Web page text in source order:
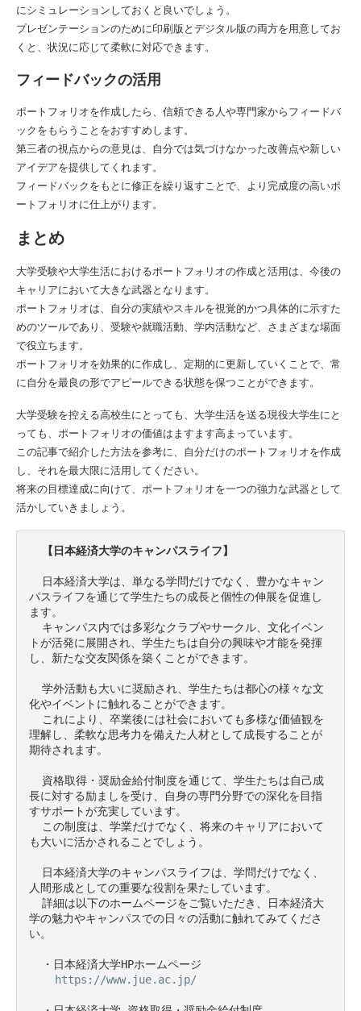
にシミュレーションしておくと良いでしょう。
プレゼンテーションのために印刷版とデジタル版の両方を用意してお
くと、状況に応じて柔軟に対応できます。
フィードバックの活用
ポートフォリオを作成したら、信頼できる人や専門家からフィードバ
ックをもらうことをおすすめします。
第三者の視点からの意見は、自分では気づけなかった改善点や新しい
アイデアを提供してくれます。
フィードバックをもとに修正を繰り返すことで、より完成度の高いポ
ートフォリオに仕上がります。
まとめ
大学受験や大学生活におけるポートフォリオの作成と活用は、今後の
キャリアにおいて大きな武器となります。
ポートフォリオは、自分の実績やスキルを視覚的かつ具体的に示すた
めのツールであり、受験や就職活動、学内活動など、さまざまな場面
で役立ちます。
ポートフォリオを効果的に作成し、定期的に更新していくことで、常
に自分を最良の形でアピールできる状態を保つことができます。
大学受験を控える高校生にとっても、大学生活を送る現役大学生にと
っても、ポートフォリオの価値はますます高まっています。
この記事で紹介した方法を参考に、自分だけのポートフォリオを作成
し、それを最大限に活用してください。
将来の目標達成に向けて、ポートフォリオを一つの強力な武器として
活かしていきましょう。
【日本経済大学のキャンパスライフ】
パスライフを通じて学生たちの成長と個性の伸展を促進し
ます。
トが活発に展開され、学生たちは自分の興味や才能を発揮
し、新たな交友関係を築くことができます。
化やイベントに触れることができます。
理解し、柔軟な思考力を備えた人材として成長することが
期待されます。
長に対する励ましを受け、自身の専門分野での深化を目指
すサポートが充実しています。
も大いに活かされることでしょう。
人間形成としての重要な役割を果たしています。
学の魅力やキャンパスでの日々の活動に触れてみてくださ
い。
https://www.jue.ac.jp/